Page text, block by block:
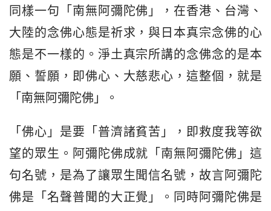
同樣一句「南無阿彌陀佛」，在香港、台灣、
大陸的念佛心態是祈求，與日本真宗念佛的心
態是不一樣的。淨土真宗所講的念佛念的是本
願、誓願，即佛心、大慈悲心，這整個，就是
「南無阿彌陀佛」。
「佛心」是要「普濟諸貧苦」，即救度我等欲
望的眾生。阿彌陀佛成就「南無阿彌陀佛」這
句名號，是為了讓眾生聞信名號，故言阿彌陀
佛是「名聲普聞的大正覺」。同時阿彌陀佛是